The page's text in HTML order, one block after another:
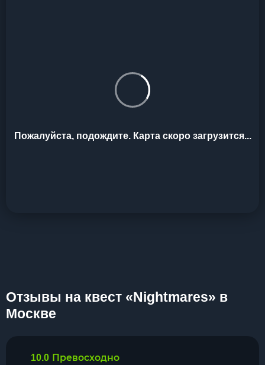
Пожалуйста, подождите. Карта скоро загрузится...
Отзывы на квест «Nightmares» в
Москве
10.0 Превосходно